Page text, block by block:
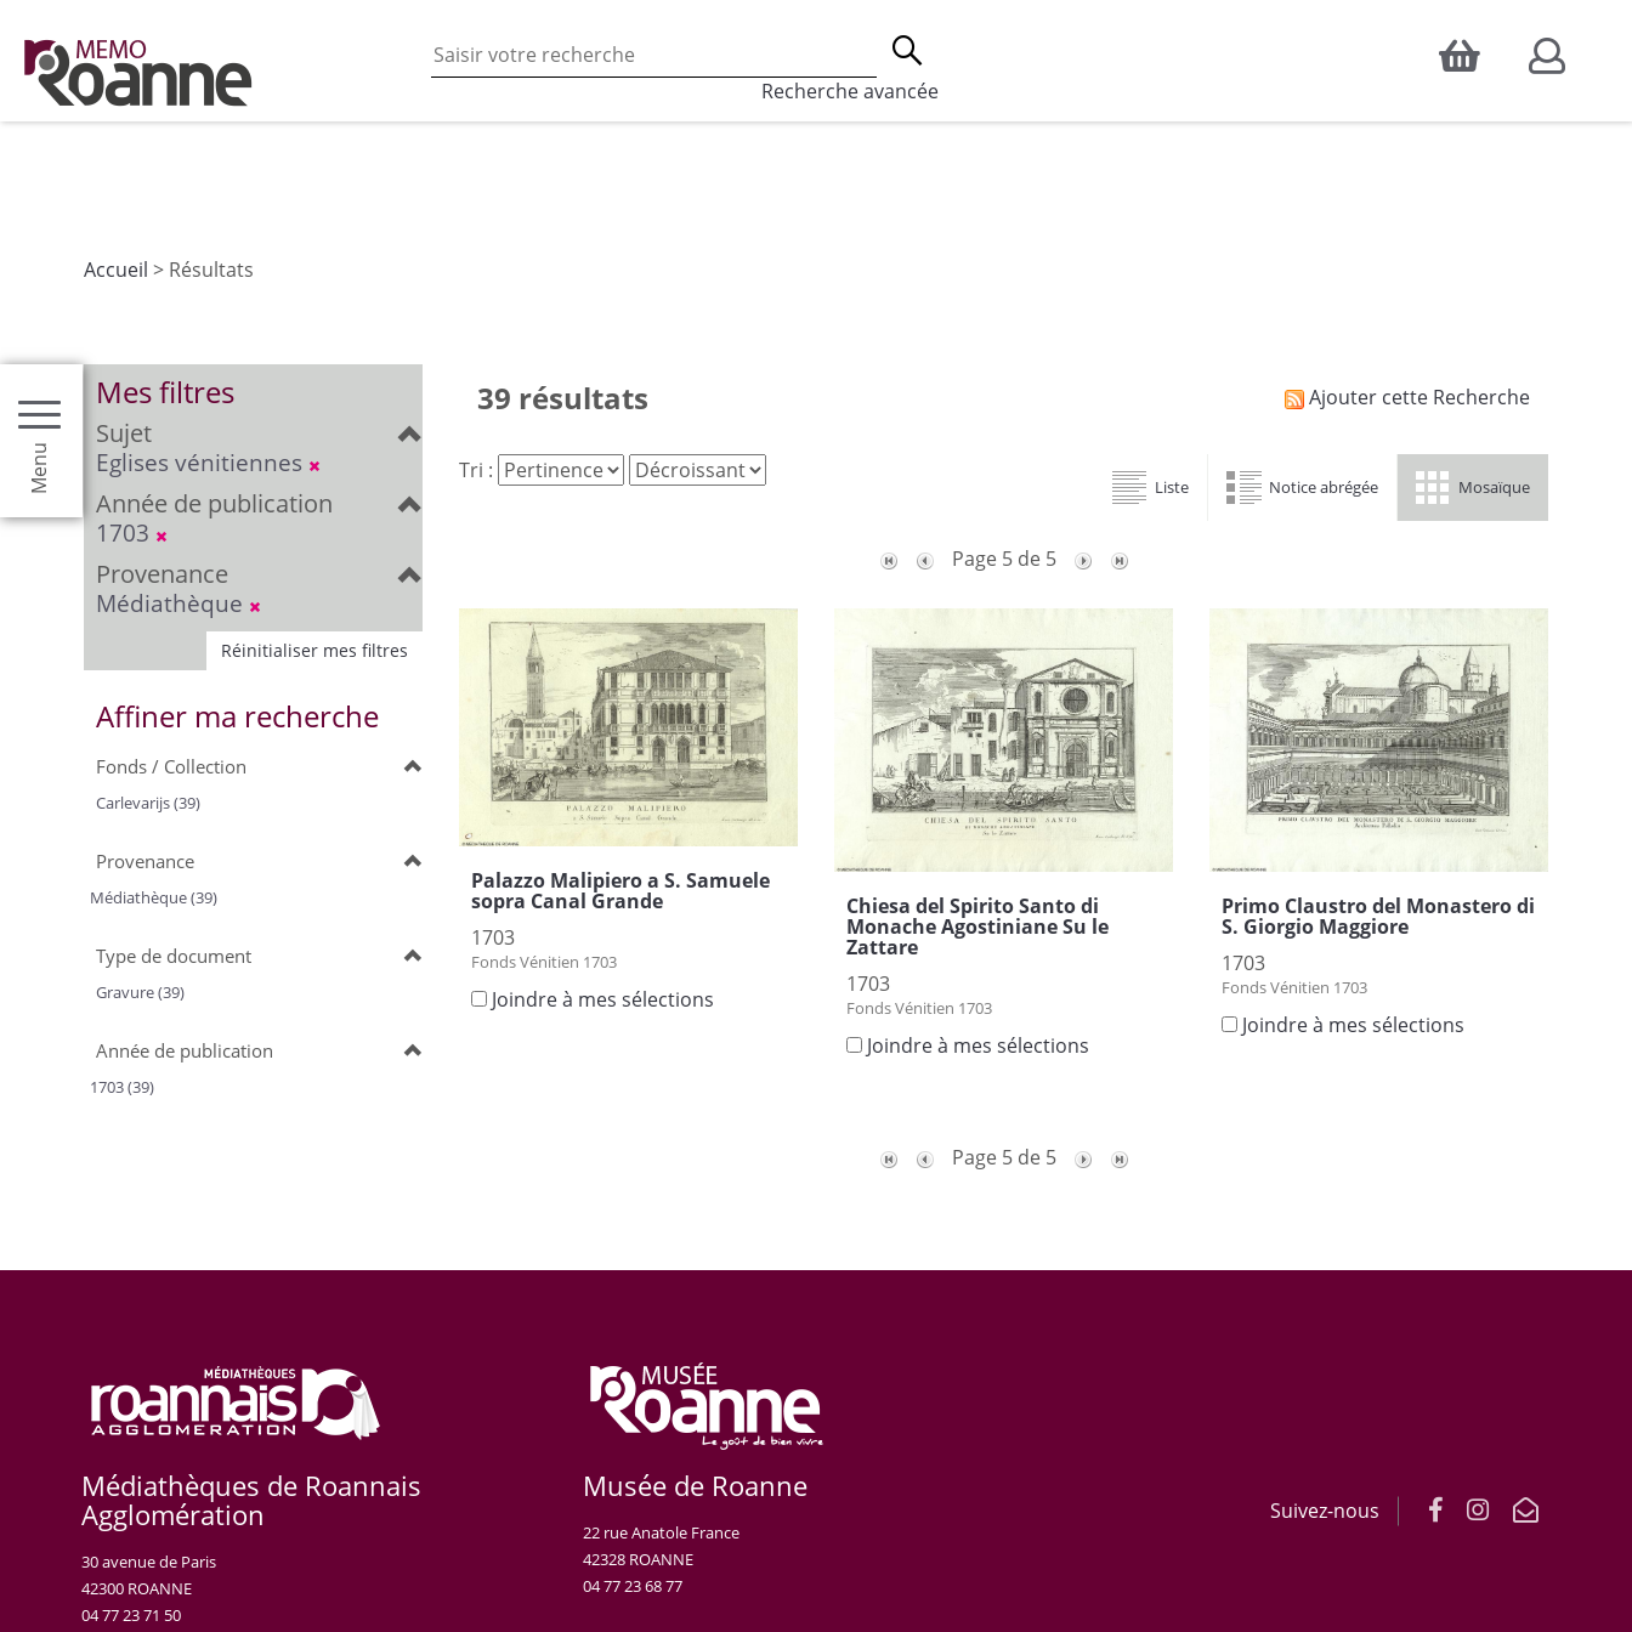
Accepter
En poursuivant votre navigation sur ce site vous acceptez l’utilisation des cookies, qui sont utilisés à des fins de statistiques d'audience, ainsi que pour
les fonctionnalités de partages de contenu sur les réseaux sociaux.
Recherche avancée
Menu
Accueil > Résultats
Mes filtres
Sujet
Eglises vénitiennes
Année de publication
1703
Provenance
Médiathèque
Réinitialiser mes filtres
Affiner ma recherche
Fonds / Collection
Carlevarijs (39)
Provenance
Médiathèque (39)
Type de document
Gravure (39)
Année de publication
1703 (39)
39 résultats Ajouter cette Recherche
Tri :
Liste Notice abrégée Mosaïque
Page 5 de 5
Palazzo Malipiero a S. Samuele
sopra Canal Grande
1703
Fonds Vénitien 1703
Joindre à mes sélections
Chiesa del Spirito Santo di
Monache Agostiniane Su le
Zattare
1703
Fonds Vénitien 1703
Joindre à mes sélections
Primo Claustro del Monastero di
S. Giorgio Maggiore
1703
Fonds Vénitien 1703
Joindre à mes sélections
Page 5 de 5
Médiathèques de Roannais
Agglomération
30 avenue de Paris
42300 ROANNE
04 77 23 71 50
Musée de Roanne
22 rue Anatole France
42328 ROANNE
04 77 23 68 77
Suivez-nous